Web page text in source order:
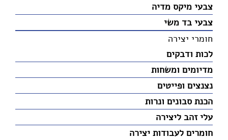
צבעי מיקס מדיה
צבעי בד משי
חומרי יצירה
לכות ודבקים
מדיומים ומשחות
נצנצים ופייטים
הכנת סבונים ונרות
עלי זהב ליצירה
חומרים לעבודות יצירה